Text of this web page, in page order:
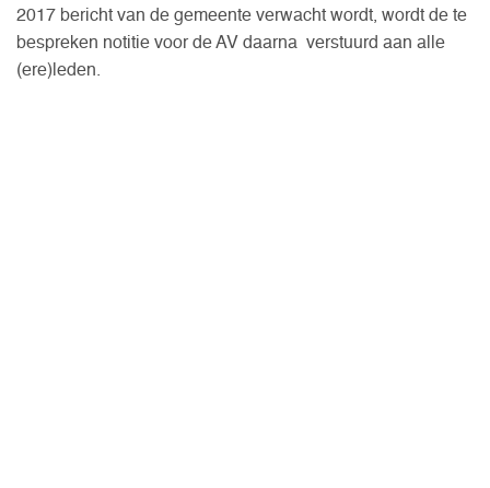
2017 bericht van de gemeente verwacht wordt, wordt de te
bespreken notitie voor de AV daarna verstuurd aan alle
(ere)leden.